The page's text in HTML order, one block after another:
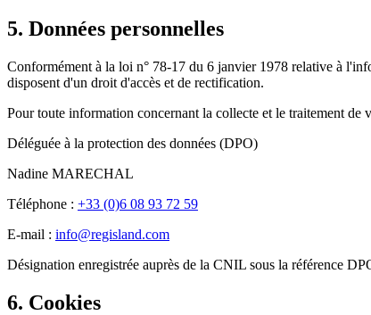
5. Données personnelles
Conformément à la loi n° 78-17 du 6 janvier 1978 relative à
disposent d'un droit d'accès et de rectification.
Pour toute information concernant la collecte et le traitement de
Déléguée à la protection des données (DPO)
Nadine MARECHAL
Téléphone : +33 (0)6 08 93 72 59
E-mail : info@regisland.com
Désignation enregistrée auprès de la CNIL sous la référence
6. Cookies